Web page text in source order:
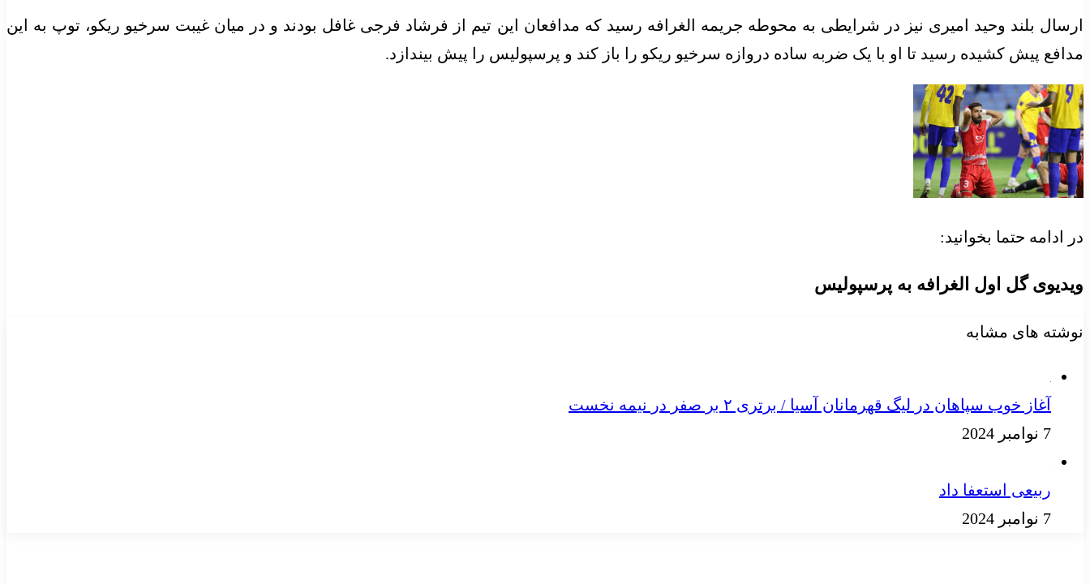
ارسال بلند وحید امیری نیز در شرایطی به محوطه جریمه الغرافه رسید که مدافعان این تیم از فرشاد فرجی غافل بودند و در میان غیبت سرخیو ریکو، توپ به این
مدافع پیش کشیده رسید تا او با یک ضربه ساده دروازه سرخیو ریکو را باز کند و پرسپولیس را پیش بیندازد.
در ادامه حتما بخوانید:
ویدیوی گل اول الغرافه به پرسپولیس
نوشته های مشابه
آغاز خوب سپاهان در لیگ قهرمانان آسیا / برتری ۲ بر صفر در نیمه نخست
7 نوامبر 2024
ربیعی استعفا داد
7 نوامبر 2024